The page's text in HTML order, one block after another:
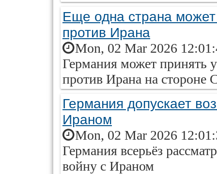
Еще одна страна
против Ирана
Mon, 02 Mar 2026
Германия может принять
против Ирана на
Германия допускает
Ираном
Mon, 02 Mar 2026
Германия всерьёз
войну с Ираном